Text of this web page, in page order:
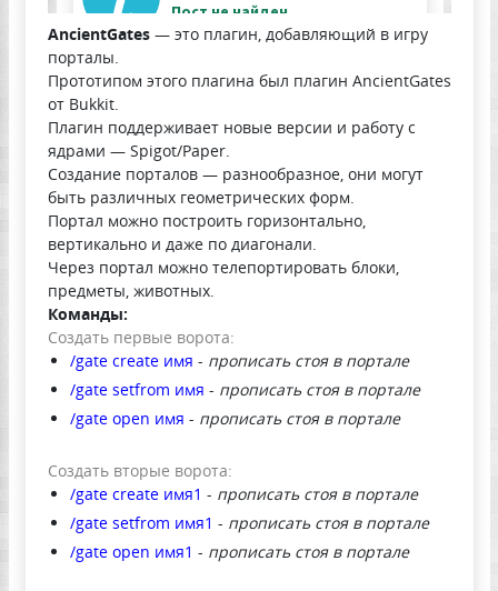
AncientGates— это плагин, добавляющий в игру
порталы.
Прототипом этого плагина был плагин AncientGates
от Bukkit.
Плагин поддерживает новые версии и работу с
ядрами — Spigot/Paper.
Создание порталов — разнообразное, они могут
быть различных геометрических форм.
Портал можно построить горизонтально,
вертикально и даже по диагонали.
Через портал можно телепортировать блоки,
предметы, животных.
Команды:
Создать первые ворота:
/gate create имя - прописать стоя в портале
/gate setfrom имя - прописать стоя в портале
/gate open имя - прописать стоя в портале
Создать вторые ворота:
/gate create имя1 - прописать стоя в портале
/gate setfrom имя1 - прописать стоя в портале
/gate open имя1 - прописать стоя в портале